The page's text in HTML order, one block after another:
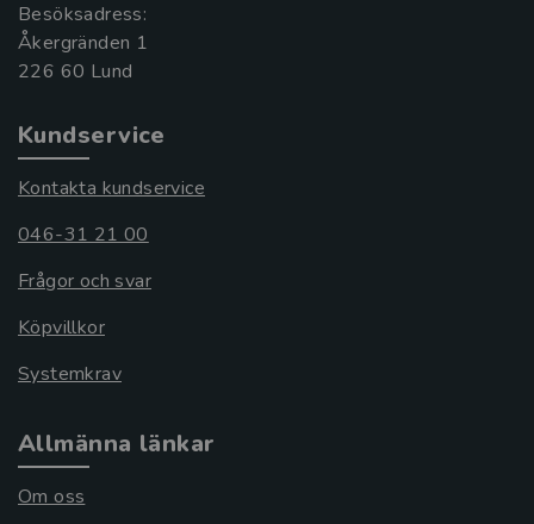
Besöksadress:
Åkergränden 1
Kundservice
Kontakta kundservice
046-31 21 00
Frågor och svar
Köpvillkor
Systemkrav
Allmänna länkar
Om oss